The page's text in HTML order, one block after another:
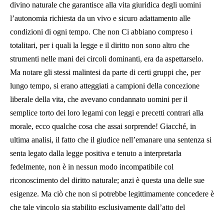
divino naturale che garantisce alla vita giuridica degli uomini
l’autonomia richiesta da un vivo e sicuro adattamento alle
condizioni di ogni tempo. Che non Ci abbiano compreso i
totalitari, per i quali la legge e il diritto non sono altro che
strumenti nelle mani dei circoli dominanti, era da aspettarselo.
Ma notare gli stessi malintesi da parte di certi gruppi che, per
lungo tempo, si erano atteggiati a campioni della concezione
liberale della vita, che avevano condannato uomini per il
semplice torto dei loro legami con leggi e precetti contrari alla
morale, ecco qualche cosa che assai sorprende! Giacché, in
ultima analisi, il fatto che il giudice nell’emanare una sentenza si
senta legato dalla legge positiva e tenuto a interpretarla
fedelmente, non è in nessun modo incompatibile col
riconoscimento del diritto naturale; anzi è questa una delle sue
esigenze. Ma ciò che non si potrebbe legittimamente concedere è
che tale vincolo sia stabilito esclusivamente dall’atto del